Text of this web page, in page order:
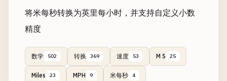
将米每秒转换为英里每小时，并支持自定义小数
精度
数学 502 转换 369 速度 53 M S 25
Miles 23 MPH 9 米每秒 4